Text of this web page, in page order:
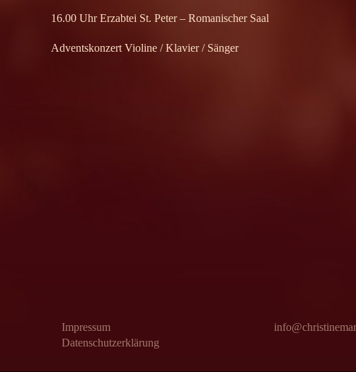
16.00 Uhr Erzabtei St. Peter – Romanischer Saal
Adventskonzert Violine / Klavier / Sänger
Impressum
Datenschutzerklärung